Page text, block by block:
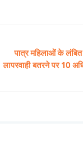
पात्र महिलाओं के लंबित
लापरवाही बतरने पर 10